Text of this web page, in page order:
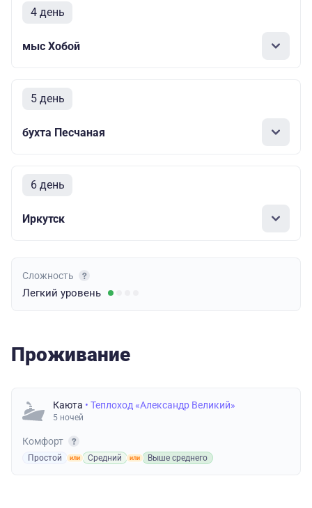
4 день
мыс Хобой
5 день
бухта Песчаная
6 день
Иркутск
Сложность
Легкий уровень
Проживание
Каюта • Теплоход «Александр Великий»
5 ночей
Комфорт
Простой Средний Выше среднего